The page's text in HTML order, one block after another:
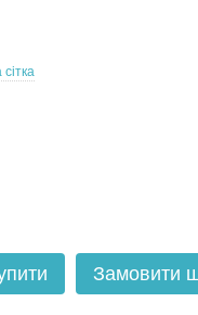
Замовити